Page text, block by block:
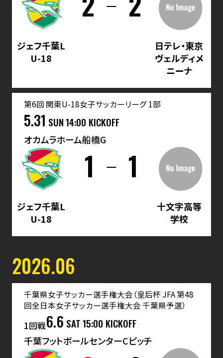
ジェフ千葉L
U-18
日テレ・東京
ヴェルディメ
ニーナ
第6回 関東U-18女子サッカーリーグ 1部
5.31 SUN14:00 KICKOFF
オカムラホーム船橋G
ジェフ千葉L
U-18
1 1
十文字高等
学校
2026.06
千葉県女子サッカー選手権大会（皇后杯 JFA 第48
回全日本女子サッカー選手権大会 千葉県予選）
1回戦6.6 SAT15:00 KICKOFF
千葉フットボールセンターCピッチ